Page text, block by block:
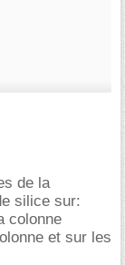
de la
silice sur:
colonne
et sur les